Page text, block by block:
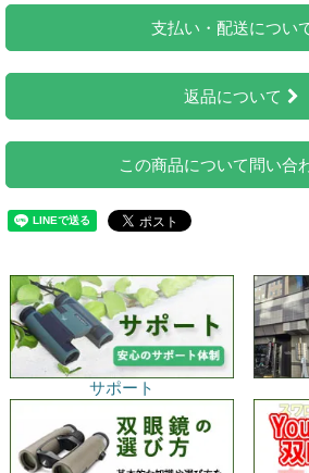
支払い・配送につい
返品について
この商品について問い合
サポート